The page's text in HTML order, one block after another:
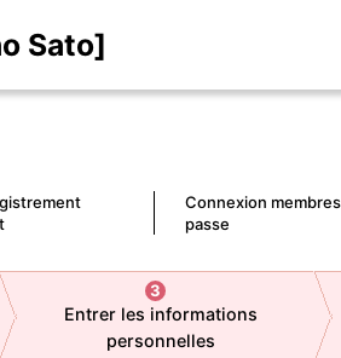
Sato]
Connexion
passe
3
Entrer les informations
personnelles